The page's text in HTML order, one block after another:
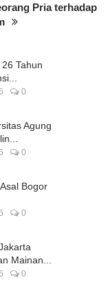
Pria terhadap
Tahun
0
Agung
0
Bogor
0
Mainan...
0